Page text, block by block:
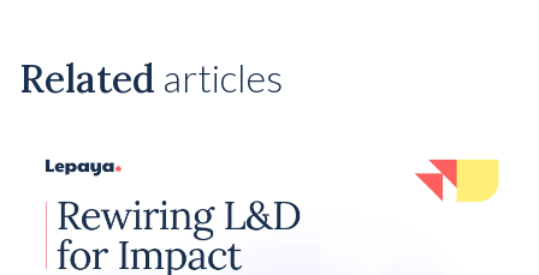
Related articles